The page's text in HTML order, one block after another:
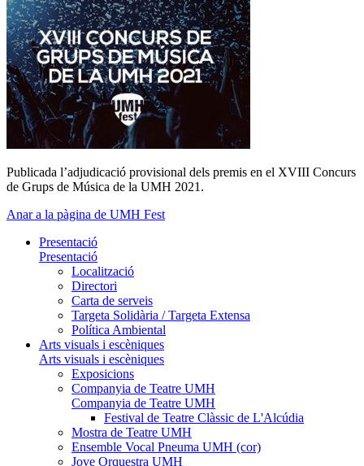
Publicada l’adjudicació provisional dels premis en el XVIII Concurs
de Grups de Música de la UMH 2021.
Anar a la pàgina de UMH Fest
Presentació
Presentació
Localització
Directori
Carta de serveis
Targeta Solidària / Targeta Extensa
Política Ambiental
Arts visuals i escèniques
Arts visuals i escèniques
Exposicions
Companyia de Teatre UMH
Companyia de Teatre UMH
Festival de Teatre Clàssic de L'Alcúdia
Mostra de Teatre UMH
Ensemble Vocal Pneuma UMH (cor)
Jove Orquestra UMH